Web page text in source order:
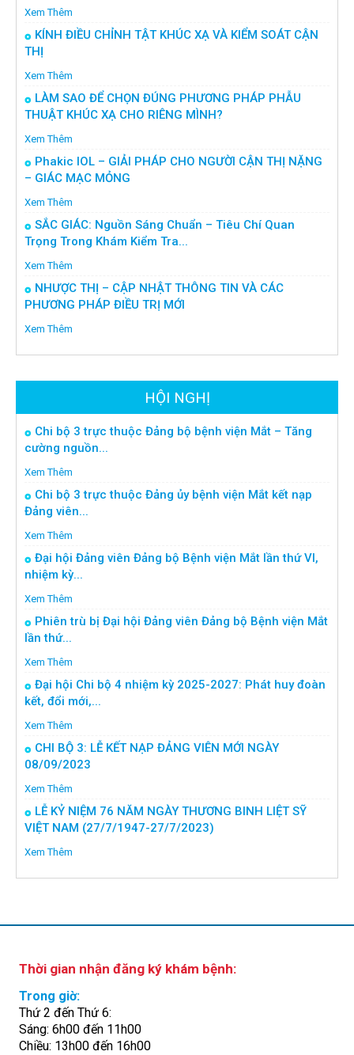
Xem Thêm
KÍNH ĐIỀU CHỈNH TẬT KHÚC XẠ VÀ KIỂM SOÁT CẬN
THỊ
Xem Thêm
LÀM SAO ĐỂ CHỌN ĐÚNG PHƯƠNG PHÁP PHẪU
THUẬT KHÚC XẠ CHO RIÊNG MÌNH?
Xem Thêm
Phakic IOL – GIẢI PHÁP CHO NGƯỜI CẬN THỊ NẶNG
– GIÁC MẠC MỎNG
Xem Thêm
SẮC GIÁC: Nguồn Sáng Chuẩn – Tiêu Chí Quan
Trọng Trong Khám Kiểm Tra...
Xem Thêm
NHƯỢC THỊ – CẬP NHẬT THÔNG TIN VÀ CÁC
PHƯƠNG PHÁP ĐIỀU TRỊ MỚI
Xem Thêm
HỘI NGHỊ
Chi bộ 3 trực thuộc Đảng bộ bệnh viện Mắt – Tăng
cường nguồn...
Xem Thêm
Chi bộ 3 trực thuộc Đảng ủy bệnh viện Mắt kết nạp
Đảng viên...
Xem Thêm
Đại hội Đảng viên Đảng bộ Bệnh viện Mắt lần thứ VI,
nhiệm kỳ...
Xem Thêm
Phiên trù bị Đại hội Đảng viên Đảng bộ Bệnh viện Mắt
lần thứ...
Xem Thêm
Đại hội Chi bộ 4 nhiệm kỳ 2025-2027: Phát huy đoàn
kết, đổi mới,...
Xem Thêm
CHI BỘ 3: LỄ KẾT NẠP ĐẢNG VIÊN MỚI NGÀY
08/09/2023
Xem Thêm
LỄ KỶ NIỆM 76 NĂM NGÀY THƯƠNG BINH LIỆT SỸ
VIỆT NAM (27/7/1947-27/7/2023)
Xem Thêm
Thời gian nhận đăng ký khám bệnh:
Trong giờ:
Thứ 2 đến Thứ 6:
Sáng: 6h00 đến 11h00
Chiều: 13h00 đến 16h00